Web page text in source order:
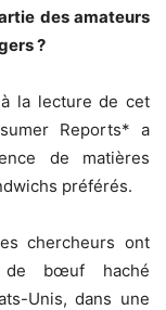
des amateurs
?
à la lecture de cet
Reports* a
de matières
préférés.
chercheurs ont
de bœuf haché
Unis, dans une